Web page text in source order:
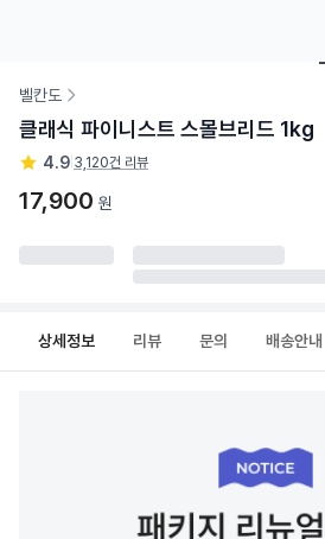
벨칸도
클래식 파이니스트 스몰브리드 1kg
4.9 3,120건 리뷰
17,900 원
상세정보 리뷰 문의 배송안내